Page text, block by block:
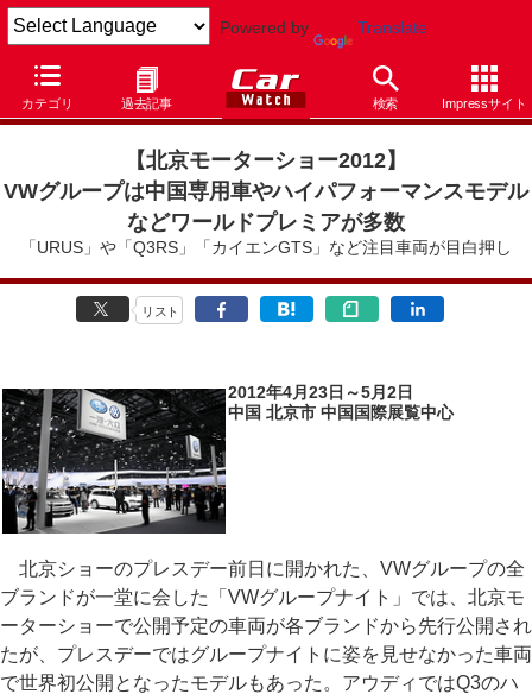
Powered by Translate
カテゴリ 過去記事 検索 Impressサイト
Car Watch イベント 北京ショー 2012
【北京モーターショー2012】
VWグループは中国専用車やハイパフォーマンスモデル
などワールドプレミアが多数
「URUS」や「Q3RS」「カイエンGTS」など注目車両が目白押し
リスト
2012年4月23日～5月2日
中国 北京市 中国国際展覧中心
北京ショーのプレスデー前日に開かれた、VWグループの全
ブランドが一堂に会した「VWグループナイト」では、北京モ
ーターショーで公開予定の車両が各ブランドから先行公開され
たが、プレスデーではグループナイトに姿を見せなかった車両
で世界初公開となったモデルもあった。アウディではQ3のハ